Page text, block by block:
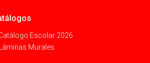
Escolar 2026
Láminas Murales